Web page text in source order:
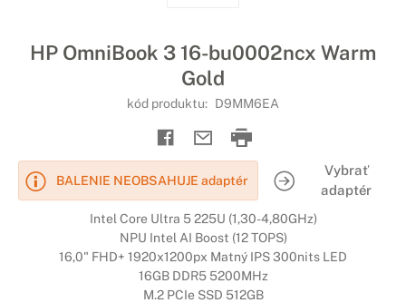
HP OmniBook 3 16-bu0002ncx Warm
Gold
kód produktu: D9MM6EA
BALENIE NEOBSAHUJE adaptér
Vybrať
adaptér
Intel Core Ultra 5 225U (1,30-4,80GHz)
NPU Intel AI Boost (12 TOPS)
16,0" FHD+ 1920x1200px Matný IPS 300nits LED
16GB DDR5 5200MHz
M.2 PCIe SSD 512GB